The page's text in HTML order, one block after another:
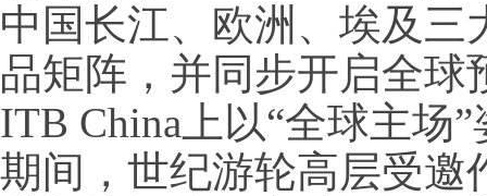
中国长江、欧洲、埃及
品矩阵，并同步开启全
ITB China上以“全球主场
期间，世纪游轮高层受邀